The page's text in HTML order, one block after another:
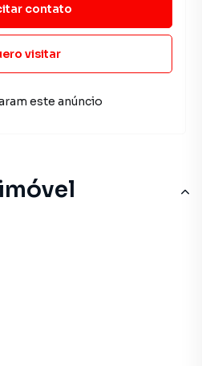
contato
visitar
este anúncio